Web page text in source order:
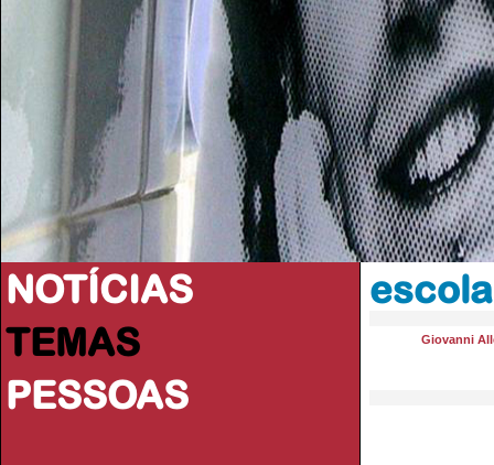
NOTÍCIAS
TEMAS
PESSOAS
Giovanni